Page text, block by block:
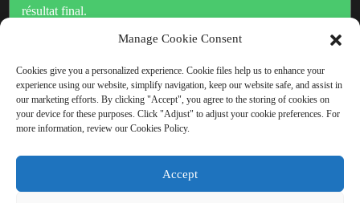
résultat final.
Cliquez ici pour toute demande de renseignements
PLAN DU POLITIQUE DE
Manage Cookie Consent
Cookies give you a personalized experience. Cookie files help us to enhance your
experience using our website, simplify navigation, keep our website safe, and assist in
our marketing efforts. By clicking "Accept", you agree to the storing of cookies on
your device for these purposes. Click "Adjust" to adjust your cookie preferences. For
more information, review our Cookies Policy.
Accept